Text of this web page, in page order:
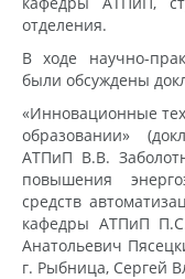
отделения.
В ходе научно-
были обсуждены
«Инновационные
образовании»
АТПиП В.В.
повышения
средств
кафедры АТПиП
Анатольевич
г. Рыбница, Сергей